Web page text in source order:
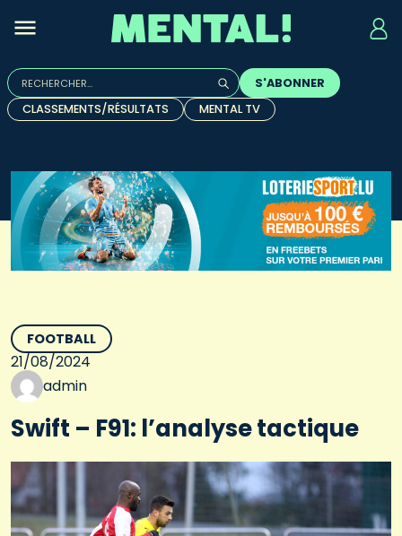
Rechercher :
Quand les résultats de l'auto-complétion sont
S'ABONNER
CLASSEMENTS/RÉSULTATS
MENTAL TV
FOOTBALL
21/08/2024
admin
Swift – F91: l’analyse tactique